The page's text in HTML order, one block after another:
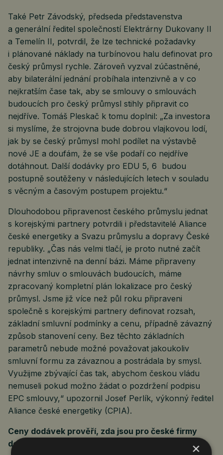
Také Petr Závodský, předseda představenstva
a generální ředitel společností Elektrárny Dukovany II
a Temelín II, potvrdil, že lze technické požadavky
i plánované náklady na turbínovou halu definovat pro
český průmysl rychle. Zároveň vyzval zúčastněné,
aby bilaterální jednání probíhala intenzivně a v co
nejkratším čase tak, aby se smlouvy o smlouvách
budoucích pro český průmysl stihly připravit co
nejdříve. Tomáš Pleskač k tomu doplnil: „Za investora
si myslíme, že strojovna bude dobrou vlajkovou lodí,
jak by se český průmysl mohl podílet na výstavbě
nové JE a doufám, že se vše podaří co nejdříve
dotáhnout. Další dodávky pro EDU 5, 6 budou
postupně soutěženy v následujících letech v souladu
s věcným a časovým postupem projektu.“
Dlouhodobou připravenost českého průmyslu jednat
s korejskými partnery potvrdili i představitelé Aliance
české energetiky a Svazu průmyslu a dopravy České
republiky. „Čas nás velmi tlačí, je proto nutné začít
jednat intenzivně na denní bázi. Máme připraveny
návrhy smluv o smlouvách budoucích, máme
zpracovaný kompletní plán lokalizace pro český
průmysl. Jsme již více než půl roku připraveni
společně s korejskými partnery definovat rozsah,
základní smluvní podmínky a cenu, případně závazný
způsob stanovení ceny. Bez těchto základních
parametrů nebude možné považovat jakoukoliv
smluvní formu za závaznou a postrádala by smysl.
Využijme zbývající čas tak, abychom českou vládu
nemuseli pokud možno žádat o pozdržení podpisu
EPC smlouvy,“ upozornil Josef Perlík, výkonný ředitel
Aliance české energetiky (CPIA).
Ceny dodávek prověří, zda jsou pro české firmy
dosažitelné
×